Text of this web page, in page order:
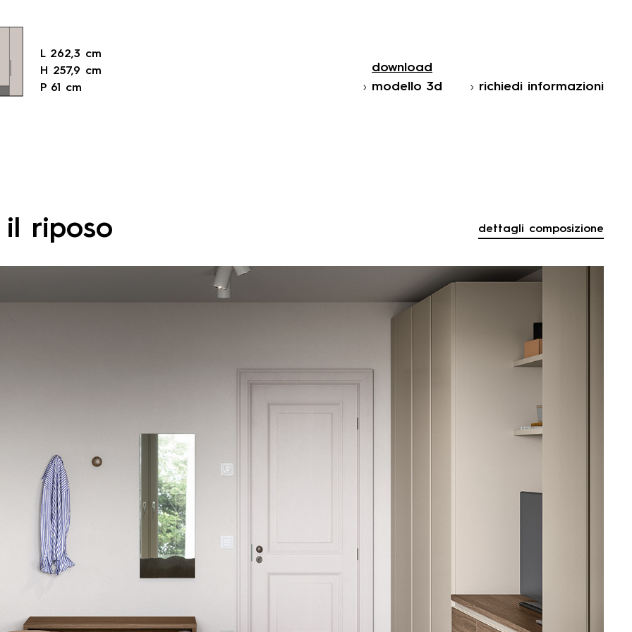
L 262,3 cm
H 257,9 cm
P 61 cm
download
modello 3d
richiedi informazioni
L 262,3 cm
H 257,9 cm
P 61 cm
download
modello 3d
richiedi informazioni
L 262,3 cm
H 257,9 cm
P 61 cm
download
modello 3d
richiedi informazioni
download
modello 3d
richiedi informazioni
il riposo dettagli composizione